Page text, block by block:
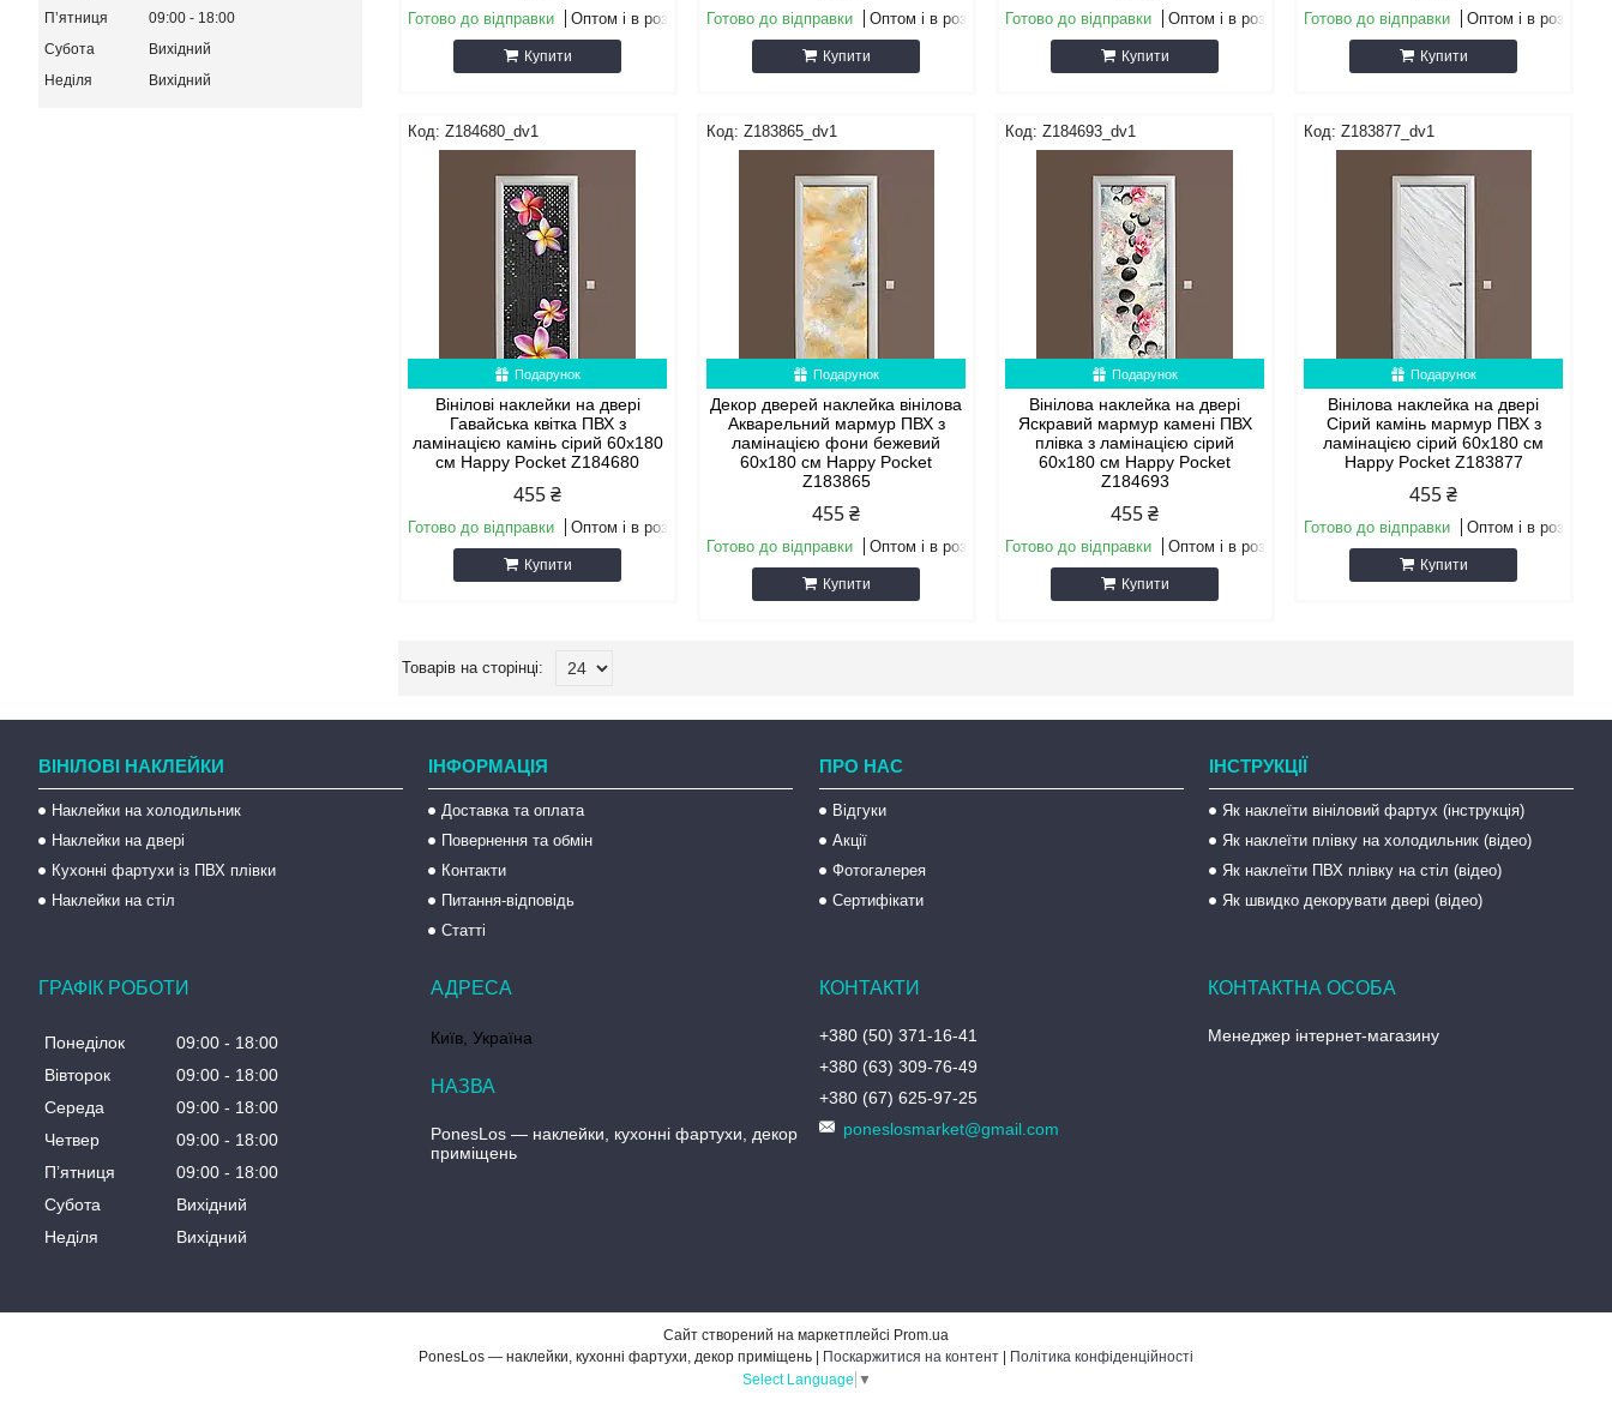
Готово до відправки Оптом і в роздріб
Купити
Готово до відправки Оптом і в роздріб
Купити
Готово до відправки Оптом і в роздріб
Купити
Готово до відправки Оптом і в роздріб
Купити
Z184680_dv1
Подарунок
Вінілові наклейки на двері
Гавайська квітка ПВХ з
ламінацією камінь сірий 60х180
см Happy Pocket Z184680
455 ₴
Готово до відправки Оптом і в роздріб
Купити
Z183865_dv1
Подарунок
Декор дверей наклейка вінілова
Акварельний мармур ПВХ з
ламінацією фони бежевий
60х180 см Happy Pocket
Z183865
455 ₴
Готово до відправки Оптом і в роздріб
Купити
Z184693_dv1
Подарунок
Вінілова наклейка на двері
Яскравий мармур камені ПВХ
плівка з ламінацією сірий
60х180 см Happy Pocket
Z184693
455 ₴
Готово до відправки Оптом і в роздріб
Купити
Z183877_dv1
Подарунок
Вінілова наклейка на двері
Сірий камінь мармур ПВХ з
ламінацією сірий 60х180 см
Happy Pocket Z183877
455 ₴
Готово до відправки Оптом і в роздріб
Купити
Пʼятниця
09:00
18:00
Субота
Вихідний
Неділя
Вихідний
ВІНІЛОВІ НАКЛЕЙКИ
Наклейки на холодильник
Наклейки на двері
Кухонні фартухи із ПВХ плівки
Наклейки на стіл
ІНФОРМАЦІЯ
Доставка та оплата
Повернення та обмін
Контакти
Питання-відповідь
Статті
ПРО НАС
Відгуки
Акції
Фотогалерея
Сертифікати
ІНСТРУКЦІЇ
Як наклеїти вініловий фартух (інструкція)
Як наклеїти плівку на холодильник (відео)
Як наклеїти ПВХ плівку на стіл (відео)
Як швидко декорувати двері (відео)
ГРАФІК РОБОТИ
Понеділок 09:00
18:00
Вівторок
09:00
18:00
Середа
09:00
18:00
Четвер
09:00
18:00
Пʼятниця
09:00
18:00
Субота
Вихідний
Неділя
Вихідний
Київ, Україна
PonesLos ― наклейки, кухонні фартухи, декор
приміщень
+380 (50) 371-16-41
+380 (63) 309-76-49
+380 (67) 625-97-25
poneslosmarket@gmail.com
Менеджер інтернет-магазину
Сайт створений на маркетплейсі Prom.ua
Поскаржитися на контент
Політика конфіденційності
Select Language ▼